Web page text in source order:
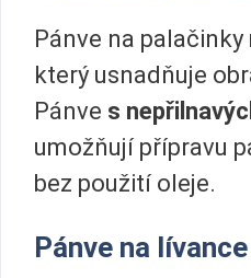
Pánve na palačinky
který usnadňuje
Pánve s
umožňují přípravu
bez použití oleje.
Pánve na